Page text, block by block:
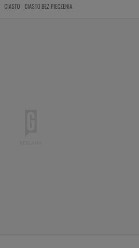
CIASTO CIASTO BEZ PIECZENIA